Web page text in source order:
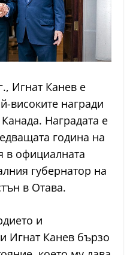
Игнат Канев е
високите награди
Наградата е
година на
в официалната
губернатор на
в Отава.
и
Игнат Канев бързо